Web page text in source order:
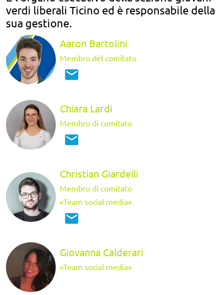
verdi liberali Ticino ed è responsabile della
sua gestione.
Aaron Bartolini
Membro del comitato
Chiara Lardi
Membro di comitato
Christian Giardelli
Membro di comitato
«Team social media»
Giovanna Calderari
«Team social media»